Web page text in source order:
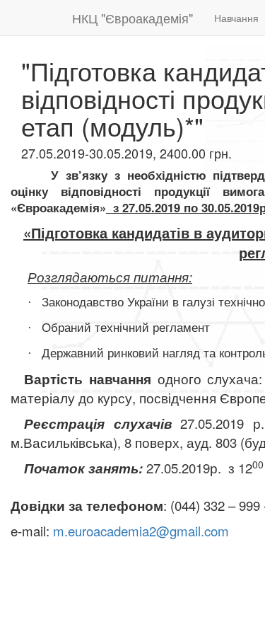
НКЦ "Євроакадемія" Навчання
"Підготовка
відповідності
етап (модуль)*"
27.05.2019-30.05.2019, 2400.00 грн.
У зв’язку з необхідністю
оцінку відповідності продукції
«Євроакадемія» з 27.05.2019 по
«Підготовка кандидатів в
Розглядаються питання:
· Законодавство України в галузі
· Обраний технічний регламент
· Державний ринковий нагляд та
Вартість навчання одного
матеріалу до курсу, посвідчення
Реєстрація слухачів 27.05.2019 р.
м.Васильківська), 8 поверх, ауд. 803
Початок занять:27.05.2019р. з 1200
Довідки за телефоном: (044) 332 – 999
e-mail: m.euroacademia2@gmail.com